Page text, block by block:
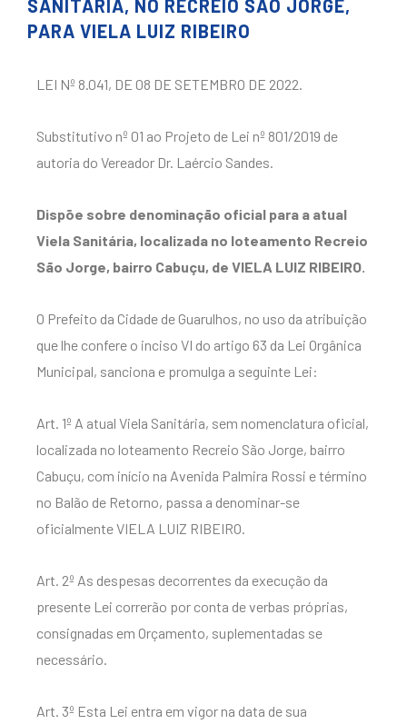
SANITÁRIA, NO RECREIO SÃO JORGE,
PARA VIELA LUIZ RIBEIRO
LEI Nº 8.041, DE 08 DE SETEMBRO DE 2022.
Substitutivo nº 01 ao Projeto de Lei nº 801/2019 de
autoria do Vereador Dr. Laércio Sandes.
Dispõe sobre denominação oficial para a atual
Viela Sanitária, localizada no loteamento Recreio
São Jorge, bairro Cabuçu, de VIELA LUIZ RIBEIRO.
O Prefeito da Cidade de Guarulhos, no uso da atribuição
que lhe confere o inciso VI do artigo 63 da Lei Orgânica
Municipal, sanciona e promulga a seguinte Lei:
Art. 1º A atual Viela Sanitária, sem nomenclatura oficial,
localizada no loteamento Recreio São Jorge, bairro
Cabuçu, com início na Avenida Palmira Rossi e término
no Balão de Retorno, passa a denominar-se
oficialmente VIELA LUIZ RIBEIRO.
Art. 2º As despesas decorrentes da execução da
presente Lei correrão por conta de verbas próprias,
consignadas em Orçamento, suplementadas se
necessário.
Art. 3º Esta Lei entra em vigor na data de sua